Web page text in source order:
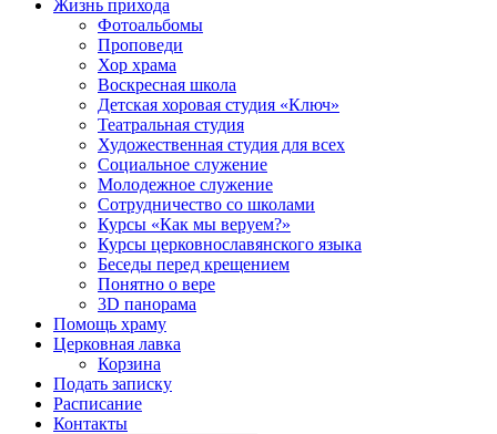
Жизнь прихода
Фотоальбомы
Проповеди
Хор храма
Воскресная школа
Детская хоровая студия «Ключ»
Театральная студия
Х​удожественная студия для всех
Социальное служение
Молодежное служение
Сотрудничество со школами
Курсы «Как мы веруем?»
Курсы церковнославянского языка
Беседы перед крещением
Понятно о вере
3D панорама
Помощь храму
Церковная лавка
Корзина
Подать записку
Расписание
Контакты